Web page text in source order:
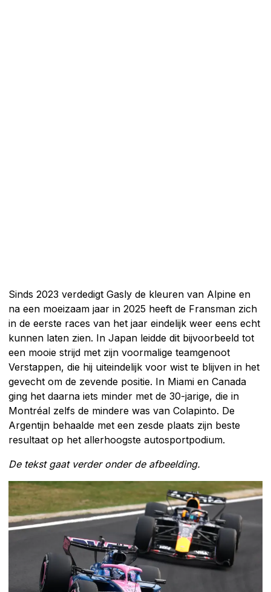
Sinds 2023 verdedigt Gasly de kleuren van Alpine en
na een moeizaam jaar in 2025 heeft de Fransman zich
in de eerste races van het jaar eindelijk weer eens echt
kunnen laten zien. In Japan leidde dit bijvoorbeeld tot
een mooie strijd met zijn voormalige teamgenoot
Verstappen, die hij uiteindelijk voor wist te blijven in het
gevecht om de zevende positie. In Miami en Canada
ging het daarna iets minder met de 30-jarige, die in
Montréal zelfs de mindere was van Colapinto. De
Argentijn behaalde met een zesde plaats zijn beste
resultaat op het allerhoogste autosportpodium.
De tekst gaat verder onder de afbeelding.